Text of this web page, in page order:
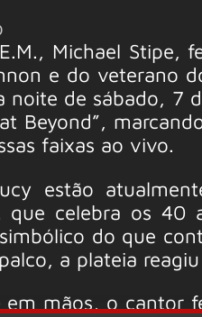
Michael Stipe,
e do veterano
noite de sábado, 7
Beyond”,
faixas ao vivo.
estão
celebra os 40
do que
a plateia
mãos, o cantor